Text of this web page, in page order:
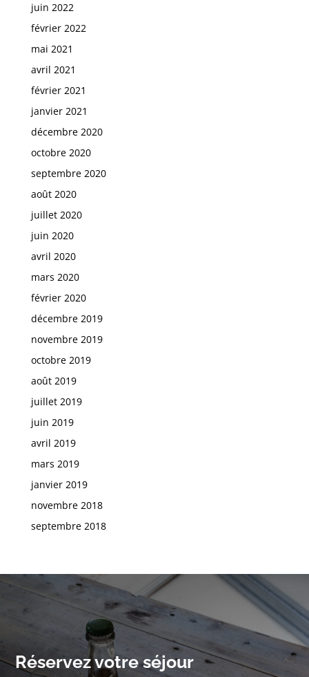
juin 2022
février 2022
mai 2021
avril 2021
février 2021
janvier 2021
décembre 2020
octobre 2020
septembre 2020
août 2020
juillet 2020
juin 2020
avril 2020
mars 2020
février 2020
décembre 2019
novembre 2019
octobre 2019
août 2019
juillet 2019
juin 2019
avril 2019
mars 2019
janvier 2019
novembre 2018
septembre 2018
Réservez votre séjour